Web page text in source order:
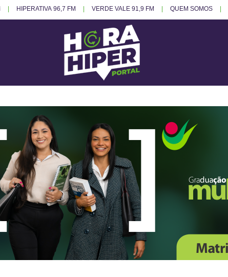
HIPERATIVA 96,7 FM VERDE VALE 91,9 FM QUEM SOMOS